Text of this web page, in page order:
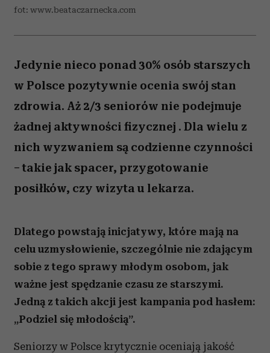
fot: www.beataczarnecka.com
Jedynie nieco ponad 30% osób starszych
w Polsce pozytywnie ocenia swój stan
zdrowia. Aż 2/3 seniorów nie podejmuje
żadnej aktywności fizycznej . Dla wielu z
nich wyzwaniem są codzienne czynności
– takie jak spacer, przygotowanie
posiłków, czy wizyta u lekarza.
Dlatego powstają inicjatywy, które mają na
celu uzmysłowienie, szczególnie nie zdającym
sobie z tego sprawy młodym osobom, jak
ważne jest spędzanie czasu ze starszymi.
Jedną z takich akcji jest kampania pod hasłem:
„Podziel się młodością”.
Seniorzy w Polsce krytycznie oceniają jakość